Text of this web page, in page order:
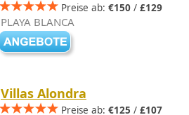
Preise ab: €150 / £129
PLAYA BLANCA
Villas Alondra
Preise ab: €125 / £107